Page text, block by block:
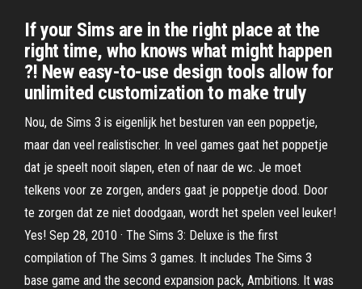
If your Sims are in the right place at the
right time, who knows what might happen
?! New easy-to-use design tools allow for
unlimited customization to make truly
Nou, de Sims 3 is eigenlijk het besturen van een poppetje,
maar dan veel realistischer. In veel games gaat het poppetje
dat je speelt nooit slapen, eten of naar de wc. Je moet
telkens voor ze zorgen, anders gaat je poppetje dood. Door
te zorgen dat ze niet doodgaan, wordt het spelen veel leuker!
Yes! Sep 28, 2010 · The Sims 3: Deluxe is the first
compilation of The Sims 3 games. It includes The Sims 3
base game and the second expansion pack, Ambitions. It was